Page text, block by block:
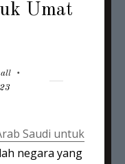
Umat
Saudi untuk
negara yang